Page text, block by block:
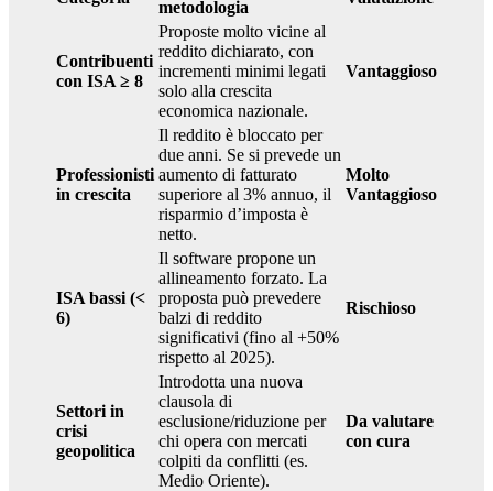
metodologia
Contribuenti
con ISA ≥ 8
Proposte molto vicine al
reddito dichiarato, con
incrementi minimi legati
solo alla crescita
economica nazionale.
Vantaggioso
Professionisti
in crescita
Il reddito è bloccato per
due anni. Se si prevede un
aumento di fatturato
superiore al 3% annuo, il
risparmio d’imposta è
netto.
Molto
Vantaggioso
ISA bassi (<
6)
Il software propone un
allineamento forzato. La
proposta può prevedere
balzi di reddito
significativi (fino al +50%
rispetto al 2025).
Rischioso
Settori in
crisi
geopolitica
Introdotta una nuova
clausola di
esclusione/riduzione per
chi opera con mercati
colpiti da conflitti (es.
Medio Oriente).
Da valutare
con cura